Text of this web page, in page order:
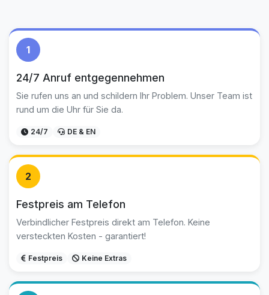
1
24/7 Anruf entgegennehmen
Sie rufen uns an und schildern Ihr Problem. Unser Team ist
rund um die Uhr für Sie da.
24/7 DE & EN
2
Festpreis am Telefon
Verbindlicher Festpreis direkt am Telefon. Keine
versteckten Kosten - garantiert!
Festpreis Keine Extras